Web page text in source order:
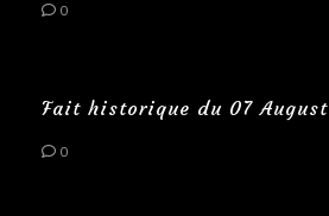
0
Fait historique du 07 August
0